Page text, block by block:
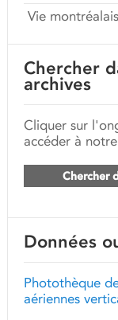
Vie
Chercher
archives
Cliquer sur
accéder à
Chercher
Données
Photothèque
aériennes